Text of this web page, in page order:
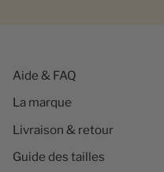
Aide & FAQ
La marque
Livraison & retour
Guide des tailles